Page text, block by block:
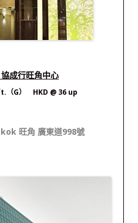
成行旺角中心
（G） HKD @ 36 up
旺角 廣東道998號